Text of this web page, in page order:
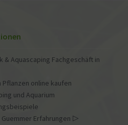
& Aquascaping Fachgeschäft in
Pflanzen online kaufen
und Aquarium
Guemmer Erfahrungen ▷